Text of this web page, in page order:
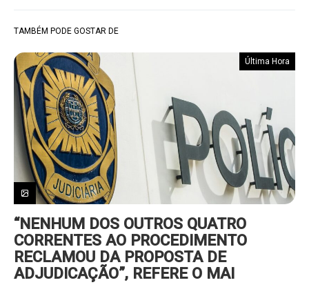
TAMBÉM PODE GOSTAR DE
Última Hora
“NENHUM DOS OUTROS QUATRO
CORRENTES AO PROCEDIMENTO
RECLAMOU DA PROPOSTA DE
ADJUDICAÇÃO”, REFERE O MAI